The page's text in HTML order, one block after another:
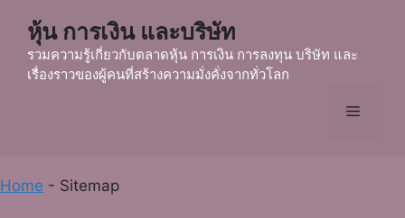
content
หุ้น การเงิน และบริษัท
รวมความรู้เกี่ยวกับตลาดหุ้น การเงิน การลงทุน บริษัท และ
เรื่องราวของผู้คนที่สร้างความมั่งคั่งจากทั่วโลก
Menu
Home - Sitemap